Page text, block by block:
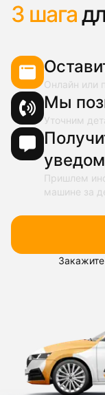
3 шага
Онлайн или
Мы
Уточним
Пришлем
машине за